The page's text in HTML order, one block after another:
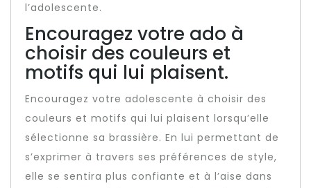
l’adolescente.
Encouragez votre ado à
choisir des couleurs et
motifs qui lui plaisent.
Encouragez votre adolescente à choisir des
couleurs et motifs qui lui plaisent lorsqu’elle
sélectionne sa brassière. En lui permettant de
s’exprimer à travers ses préférences de style,
elle se sentira plus confiante et à l’aise dans